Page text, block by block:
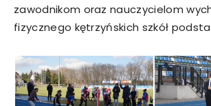
zawodnikom oraz nauczycielom
fizycznego kętrzyńskich szkół